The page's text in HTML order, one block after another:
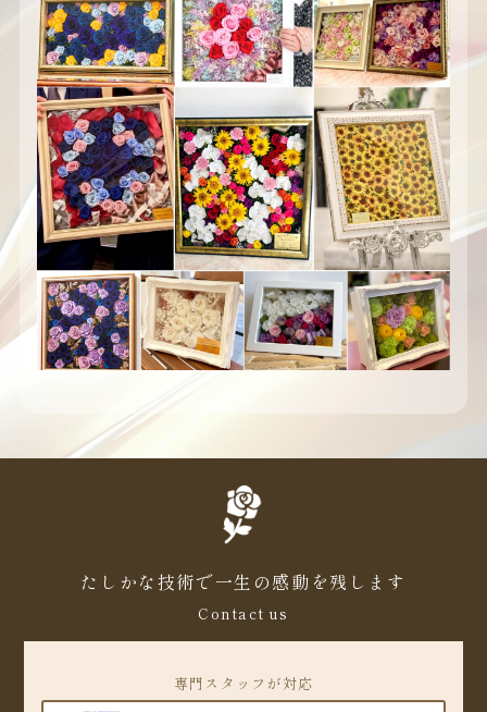
たしかな技術で一生の感動を残します
Contact us
専門スタッフが対応